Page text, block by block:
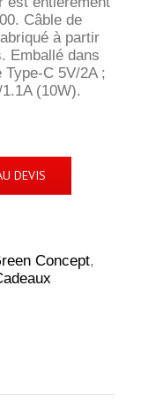
Câble de
à partir
Emballé dans
C 5V/2A ;
(10W).
DEVIS
Concept,